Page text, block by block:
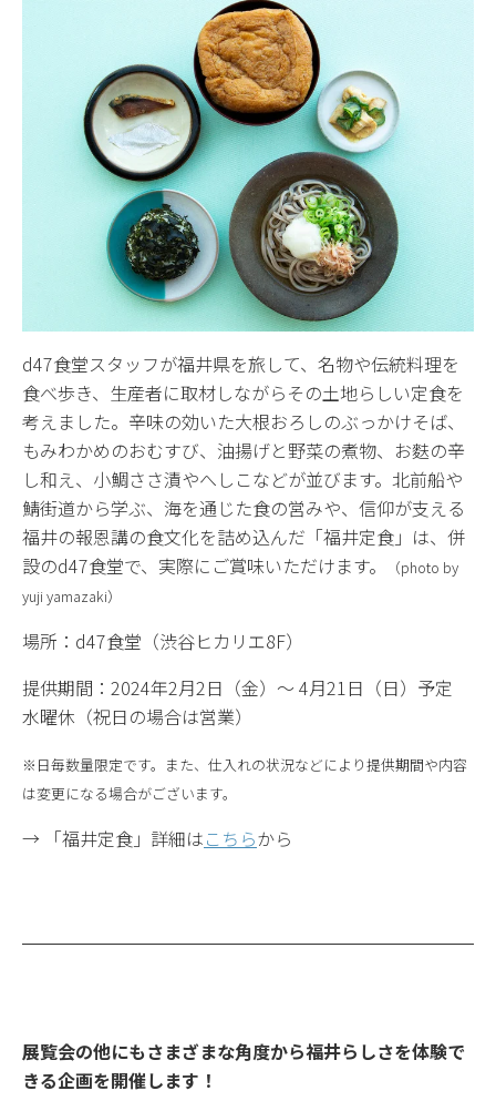
d47食堂スタッフが福井県を旅して、名物や伝統料理を
食べ歩き、生産者に取材しながらその土地らしい定食を
考えました。辛味の効いた大根おろしのぶっかけそば、
もみわかめのおむすび、油揚げと野菜の煮物、お麩の辛
し和え、小鯛ささ漬やへしこなどが並びます。北前船や
鯖街道から学ぶ、海を通じた食の営みや、信仰が支える
福井の報恩講の食文化を詰め込んだ「福井定食」は、併
設のd47食堂で、実際にご賞味いただけます。
（photo by
yuji yamazaki）
場所：d47食堂（渋谷ヒカリエ8F）
提供期間：2024年2月2日（金）～ 4月21日（日）予定
水曜休（祝日の場合は営業）
※日毎数量限定です。また、仕入れの状況などにより提供期間や内容
は変更になる場合がございます。
→ 「福井定食」詳細はこちらから
展覧会の他にもさまざまな角度から福井らしさを体験で
きる企画を開催します！